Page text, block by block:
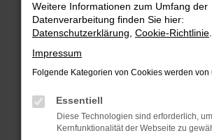
Überprüfe deine Firewall und
Internetverbindung.
Laden andere Webseiten, zum
Suchmaschine?
Prüfe deine
Manche Erweiterungen, wie
können das Laden bestimmter
verhindern. Funktioniert die Seite
Weitere Informationen zum Umfang der
Datenverarbeitung finden Sie hier:
Datenschutzerklärung Cookie-Richtlinie
Impressum
Folgende Kategorien von Cookies werden von
Essentiell
Diese Technologien sind erforderlich,
Kernfunktionalität der Webseite zu